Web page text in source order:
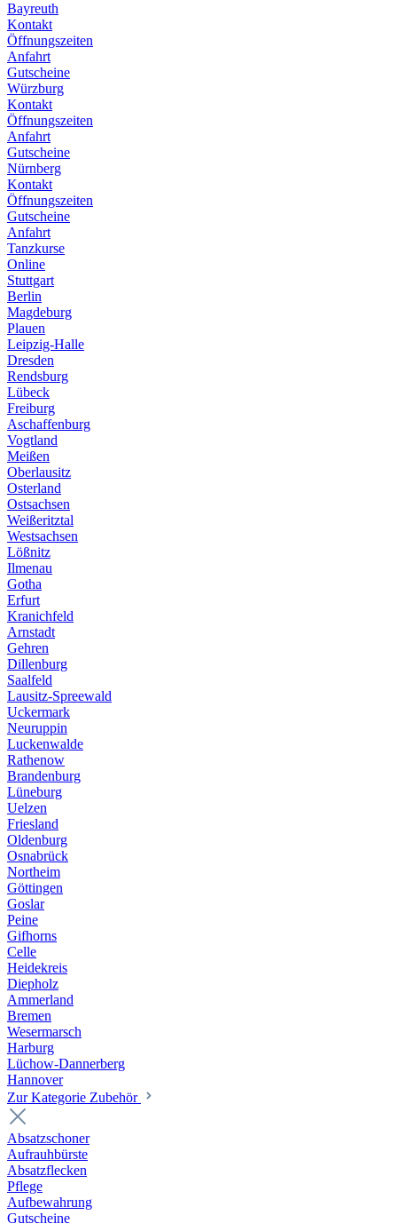
Bayreuth
Kontakt
Öffnungszeiten
Anfahrt
Gutscheine
Würzburg
Kontakt
Öffnungszeiten
Anfahrt
Gutscheine
Nürnberg
Kontakt
Öffnungszeiten
Gutscheine
Anfahrt
Tanzkurse
Online
Stuttgart
Berlin
Magdeburg
Plauen
Leipzig-Halle
Dresden
Rendsburg
Lübeck
Freiburg
Aschaffenburg
Vogtland
Meißen
Oberlausitz
Osterland
Ostsachsen
Weißeritztal
Westsachsen
Lößnitz
Ilmenau
Gotha
Erfurt
Kranichfeld
Arnstadt
Gehren
Dillenburg
Saalfeld
Lausitz-Spreewald
Uckermark
Neuruppin
Luckenwalde
Rathenow
Brandenburg
Lüneburg
Uelzen
Friesland
Oldenburg
Osnabrück
Northeim
Göttingen
Goslar
Peine
Gifhorns
Celle
Heidekreis
Diepholz
Ammerland
Bremen
Wesermarsch
Harburg
Lüchow-Dannerberg
Hannover
Zur Kategorie Zubehör
Absatzschoner
Aufrauhbürste
Absatzflecken
Pflege
Aufbewahrung
Gutscheine